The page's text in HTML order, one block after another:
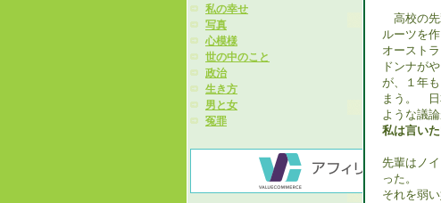
私の幸せ
写真
心模様
世の中のこと
政治
生き方
男と女
冤罪
高校の先
ルーツを
オースト
ドンナが
が、１年
まう。 日
ような議
私は言い
先輩はノ
った。
それを弱